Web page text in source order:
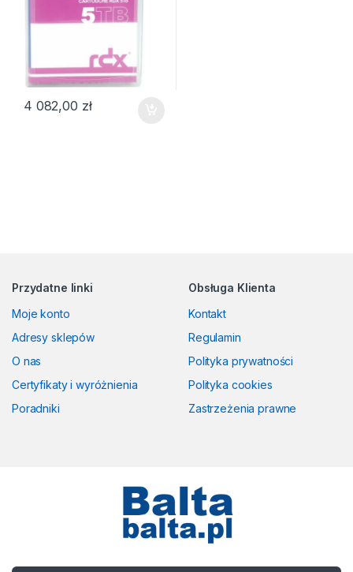
4 082,00 zł
Przydatne linki
Moje konto
Adresy sklepów
O nas
Certyfikaty i wyróżnienia
Poradniki
Obsługa Klienta
Kontakt
Regulamin
Polityka prywatności
Polityka cookies
Zastrzeżenia prawne